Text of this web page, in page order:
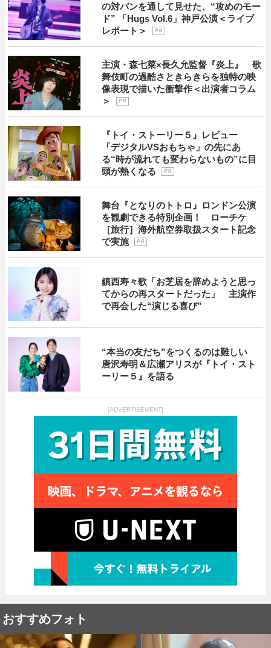
の対バンを通して見せた、“攻めのモー
ド” 「Hugs Vol.6」神戸公演＜ライブ
レポート＞
P R
主演・森七菜×長久允監督『炎上』 歌
舞伎町の過酷さときらきらを独特の映
像表現で描いた衝撃作＜出演者コラム
＞
P R
『トイ・ストーリー５』レビュー
「デジタルVSおもちゃ」の先にあ
る“時が流れても変わらないもの”に目
頭が熱くなる
P R
舞台『となりのトトロ』ロンドン公演
を観劇できる特別企画！ ローチケ
［旅行］海外航空券取扱スタート記念
で実施
P R
鎮西寿々歌「お芝居を辞めようと思っ
てからの再スタートだった」 主演作
で再会した“演じる喜び”
“本当の友だち”をつくるのは難しい
唐沢寿明＆広瀬アリスが『トイ・スト
ーリー５』を語る
[ADVERTISEMENT]
おすすめフォト